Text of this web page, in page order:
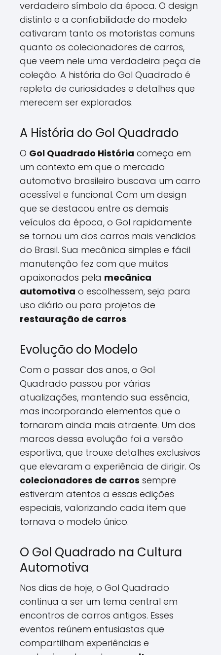
verdadeiro símbolo da época. O design
distinto e a confiabilidade do modelo
cativaram tanto os motoristas comuns
quanto os colecionadores de carros,
que veem nele uma verdadeira peça de
coleção. A história do Gol Quadrado é
repleta de curiosidades e detalhes que
merecem ser explorados.
A História do Gol Quadrado
O Gol Quadrado História começa em
um contexto em que o mercado
automotivo brasileiro buscava um carro
acessível e funcional. Com um design
que se destacou entre os demais
veículos da época, o Gol rapidamente
se tornou um dos carros mais vendidos
do Brasil. Sua mecânica simples e fácil
manutenção fez com que muitos
apaixonados pela mecânica
automotiva o escolhessem, seja para
uso diário ou para projetos de
restauração de carros.
Evolução do Modelo
Com o passar dos anos, o Gol
Quadrado passou por várias
atualizações, mantendo sua essência,
mas incorporando elementos que o
tornaram ainda mais atraente. Um dos
marcos dessa evolução foi a versão
esportiva, que trouxe detalhes exclusivos
que elevaram a experiência de dirigir. Os
colecionadores de carros sempre
estiveram atentos a essas edições
especiais, valorizando cada item que
tornava o modelo único.
O Gol Quadrado na Cultura
Automotiva
Nos dias de hoje, o Gol Quadrado
continua a ser um tema central em
encontros de carros antigos. Esses
eventos reúnem entusiastas que
compartilham experiências e